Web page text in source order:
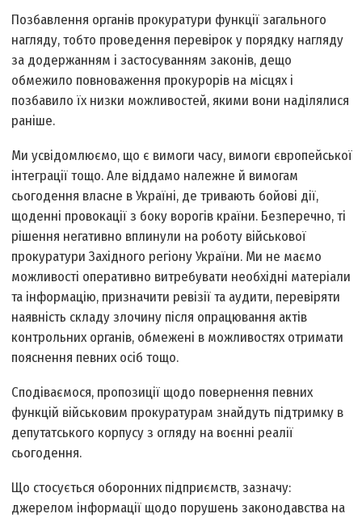
Позбавлення органів прокуратури функції загального
нагляду, тобто проведення перевірок у порядку нагляду
за додержанням і застосуванням законів, дещо
обмежило повноваження прокурорів на місцях і
позбавило їх низки можливостей, якими вони наділялися
раніше.
Ми усвідомлюємо, що є вимоги часу, вимоги європейської
інтеграції тощо. Але віддамо належне й вимогам
сьогодення власне в Україні, де тривають бойові дії,
щоденні провокації з боку ворогів країни. Безперечно, ті
рішення негативно вплинули на роботу військової
прокуратури Західного регіону України. Ми не маємо
можливості оперативно витребувати необхідні матеріали
та інформацію, призначити ревізії та аудити, перевіряти
наявність складу злочину після опрацювання актів
контрольних органів, обмежені в можливостях отримати
пояснення певних осіб тощо.
Сподіваємося, пропозиції щодо повернення певних
функцій військовим прокуратурам знайдуть підтримку в
депутатського корпусу з огляду на воєнні реалії
сьогодення.
Що стосується оборонних підприємств, зазначу:
джерелом інформації щодо порушень законодавства на